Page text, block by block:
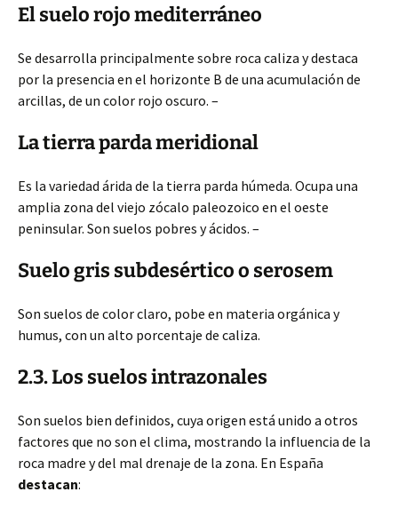
El suelo rojo mediterráneo
Se desarrolla principalmente sobre roca caliza y destaca
por la presencia en el horizonte B de una acumulación de
arcillas, de un color rojo oscuro. –
La tierra parda meridional
Es la variedad árida de la tierra parda húmeda. Ocupa una
amplia zona del viejo zócalo paleozoico en el oeste
peninsular. Son suelos pobres y ácidos. –
Suelo gris subdesértico o serosem
Son suelos de color claro, pobe en materia orgánica y
humus, con un alto porcentaje de caliza.
2.3. Los suelos intrazonales
Son suelos bien definidos, cuya origen está unido a otros
factores que no son el clima, mostrando la influencia de la
roca madre y del mal drenaje de la zona. En España
destacan: